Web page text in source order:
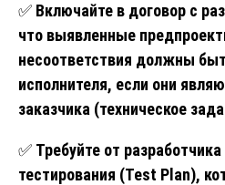
✅ Включайте в договор с
что выявленные
несоответствия должны
исполнителя, если они
заказчика (техническое
✅ Требуйте от
тестирования (Test Plan),